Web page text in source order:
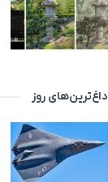
داغ‌ترین‌های روز